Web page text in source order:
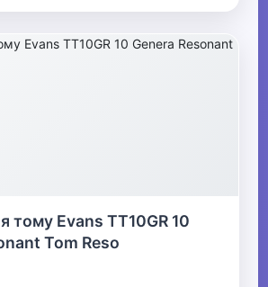
тому Evans TT10GR 10
Tom Reso